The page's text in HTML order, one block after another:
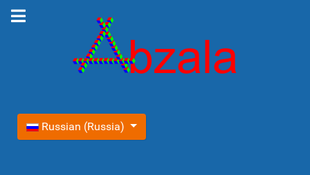
Выберите язык
Russian (Russia)